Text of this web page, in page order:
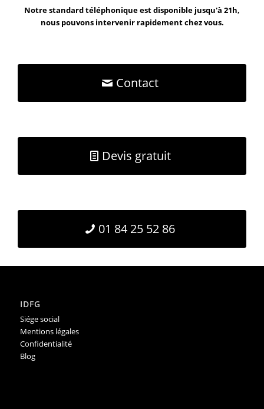
Notre standard téléphonique est disponible jusqu'à 21h,
nous pouvons intervenir rapidement chez vous.
Contact
Devis gratuit
01 84 25 52 86
IDFG
Siége social
Mentions légales
Confidentialité
Blog